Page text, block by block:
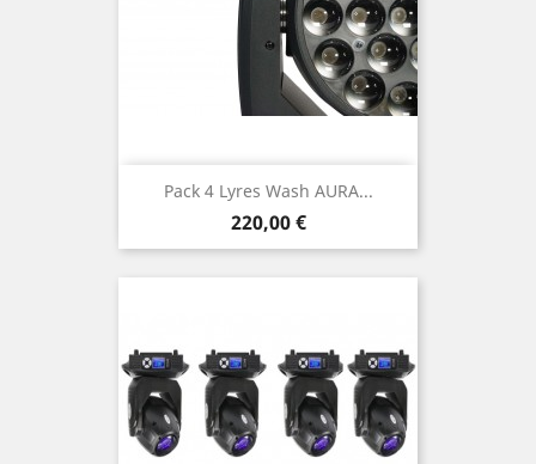
Pack 4 Lyres Wash AURA...
Prix
220,00 €